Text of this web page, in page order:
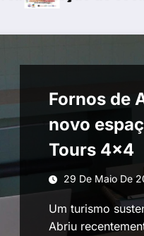
Fornos de
novo
Tours 4×4
29 De Maio De
Um turismo
Abriu